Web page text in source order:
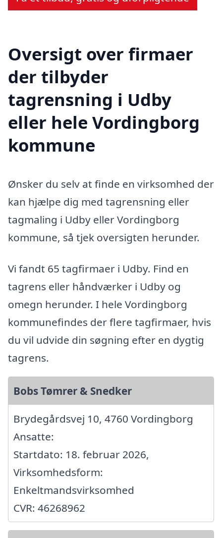
Oversigt over firmaer
der tilbyder
tagrensning i Udby
eller hele Vordingborg
kommune
Ønsker du selv at finde en virksomhed der
kan hjælpe dig med tagrensning eller
tagmaling i Udby eller Vordingborg
kommune, så tjek oversigten herunder.
Vi fandt 65 tagfirmaer i Udby. Find en
tagrens eller håndværker i Udby og
omegn herunder. I hele Vordingborg
kommunefindes der flere tagfirmaer, hvis
du vil udvide din søgning efter en dygtig
tagrens.
Bobs Tømrer & Snedker
Brydegårdsvej 10, 4760 Vordingborg
Ansatte:
Startdato: 18. februar 2026,
Virksomhedsform:
Enkeltmandsvirksomhed
CVR: 46268962